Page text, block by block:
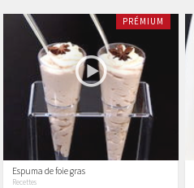
PRÉMIUM
Espuma de foie gras
Recettes